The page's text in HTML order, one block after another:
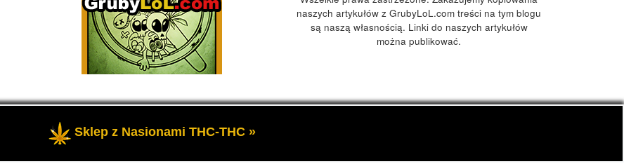
naszych artykułów z GrubyLoL.com treści na tym blogu
są naszą własnością. Linki do naszych artykułów
można publikować.
- Przedstawia informacje o marihuanie, czyli cannabis blog, kuchnia konopna i wiele innych.
Sklep z Nasionami THC-THC »